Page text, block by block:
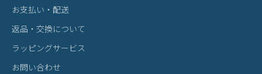
お支払い・配送
返品・交換について
ラッピングサービス
お問い合わせ